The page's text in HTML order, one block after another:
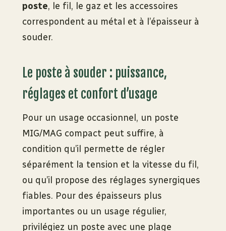
poste, le fil, le gaz et les accessoires
correspondent au métal et à l’épaisseur à
souder.
Le poste à souder : puissance,
réglages et confort d’usage
Pour un usage occasionnel, un poste
MIG/MAG compact peut suffire, à
condition qu’il permette de régler
séparément la tension et la vitesse du fil,
ou qu’il propose des réglages synergiques
fiables. Pour des épaisseurs plus
importantes ou un usage régulier,
privilégiez un poste avec une plage